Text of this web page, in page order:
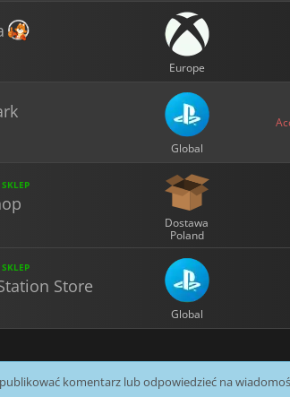
Europe
Global
Dostawa
Poland
Store
Global
komentarz lub odpowiedzieć na